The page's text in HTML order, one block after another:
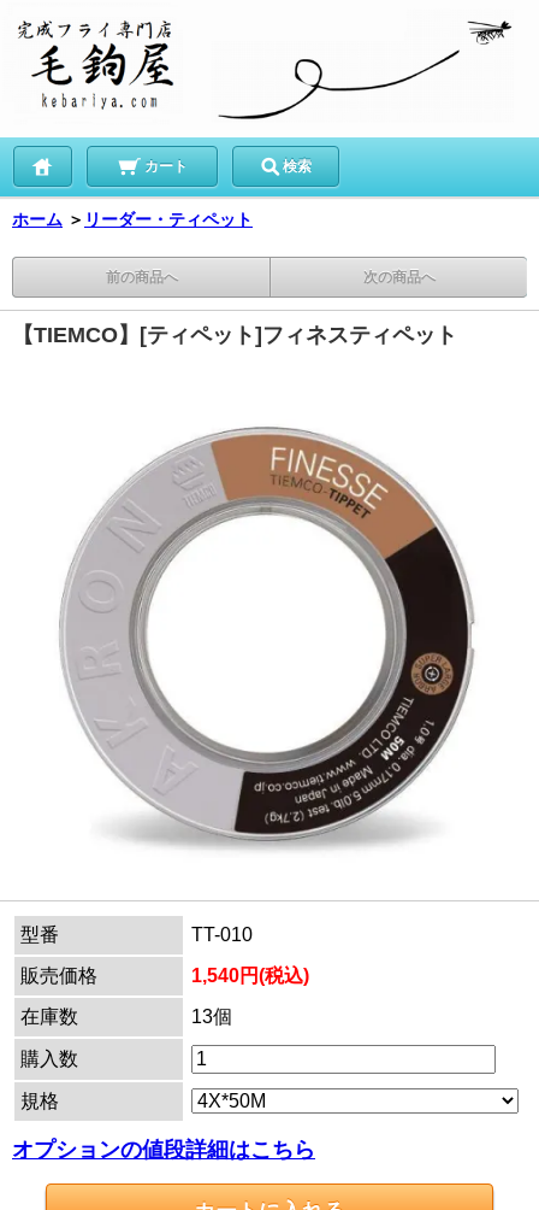
カート 検索
ホーム ＞ リーダー・ティペット
前の商品へ 次の商品へ
【TIEMCO】[ティペット]フィネスティペット
型番
TT-010
販売価格
1,540円(税込)
在庫数
13個
購入数
規格
オプションの値段詳細はこちら